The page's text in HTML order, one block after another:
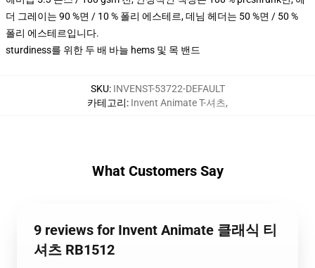
더 그레이는 90 %면 / 10 % 폴리 에스테르, 데님 헤더는 50 %면 / 50 %
폴리 에스테르입니다.
sturdiness를 위한 두 배 바늘 hems 및 목 밴드
SKU: INVENST-53722-DEFAULT
카테고리: Invent Animate T-셔츠,
What Customers Say
9 reviews for Invent Animate 클래식 티
셔츠 RB1512